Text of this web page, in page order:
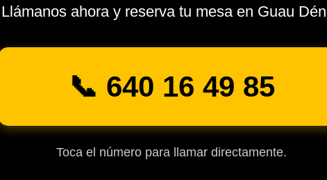
Llámanos ahora y reserva tu mesa en Guau
📞 640 16 49 85
Toca el número para llamar directamente.